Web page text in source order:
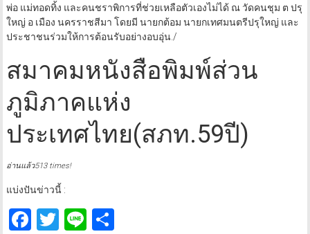
พ่อ แม่ทอดทิ้ง และคนชราพิการที่ช่วยเหลือตัวเองไม่ได้ ณ วัดคนชุม ต ปรุ
ใหญ่ อ เมือง นครราชสีมา โดยมี นายกต้อม นายกเทศมนตรีปรุใหญ่ และ
ประชาชนร่วมให้การต้อนรับอย่างอบอุ่น./
สมาคมหนังสือพิมพ์ส่วน
ภูมิภาคแห่ง
ประเทศไทย(สภท.59ปี)​
อ่านแล้ว513 times!
แบ่งปันข่าวนี้ :
Facebook
Twitter
LineShare